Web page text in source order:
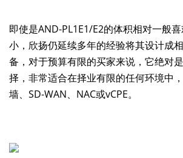
即使是AND-PL1E1/E2的体积相对一般
小，欣扬仍延续多年的经验将其设计成
备，对于预算有限的买家来说，它绝对
择，非常适合在择业有限的任何环境中
墙、SD-WAN、NAC或vCPE。